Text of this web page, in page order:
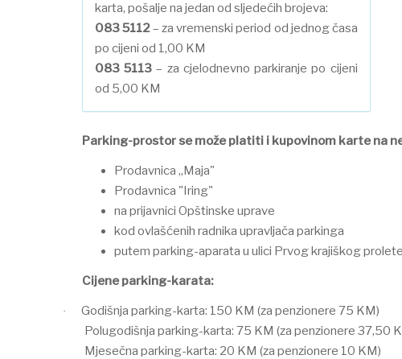
karta, pošalje na jedan od sljedećih brojeva:
083 5112– za vremenski period od jednog časa
po cijeni od 1,00 KM
083 5113 – za cjelodnevno parkiranje po cijeni
od 5,00 KM
Parking-prostor se može platiti i kupovinom karte na
Prodavnica „Maja"
Prodavnica "Iring"
na prijavnici Opštinske uprave
kod ovlašćenih radnika upravljača parkinga
putem parking-aparata u ulici Prvog krajiškog
Cijene parking-karata:
·
Godišnja parking-karta: 150 KM (za penzionere 75 KM)
Polugodišnja parking-karta: 75 KM (za penzionere 37,50
Mjesečna parking-karta: 20 KM (za penzionere 10 KM)